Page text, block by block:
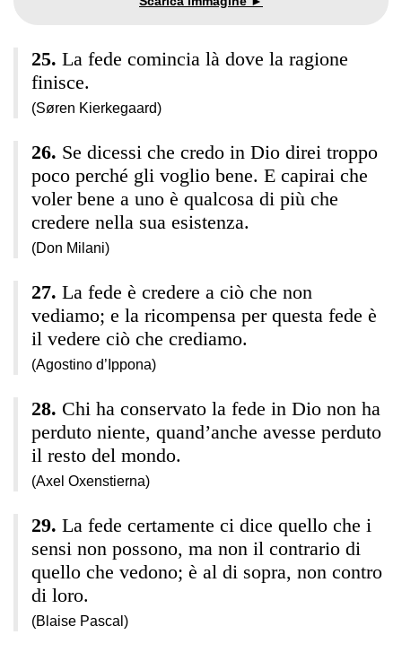
La fede comincia là dove la ragione
finisce.
(Søren Kierkegaard)
Se dicessi che credo in Dio direi troppo
poco perché gli voglio bene. E capirai che
voler bene a uno è qualcosa di più che
credere nella sua esistenza.
(Don Milani)
La fede è credere a ciò che non
vediamo; e la ricompensa per questa fede è
il vedere ciò che crediamo.
(Agostino d’Ippona)
Chi ha conservato la fede in Dio non ha
perduto niente, quand’anche avesse perduto
il resto del mondo.
(Axel Oxenstierna)
La fede certamente ci dice quello che i
sensi non possono, ma non il contrario di
quello che vedono; è al di sopra, non contro
di loro.
(Blaise Pascal)